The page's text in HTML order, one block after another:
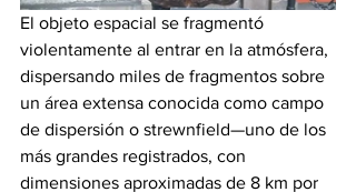
El objeto espacial se fragmentó
violentamente al entrar en la atmósfera,
dispersando miles de fragmentos sobre
un área extensa conocida como campo
de dispersión o strewnfield—uno de los
más grandes registrados, con
dimensiones aproximadas de 8 km por